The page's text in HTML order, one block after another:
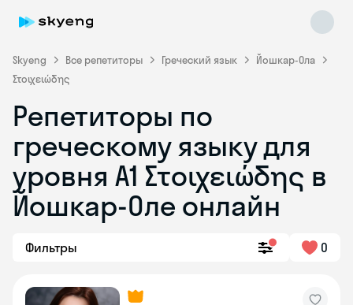
Skyeng Все репетиторы Греческий язык
Йошкар-Ола
Στοιχειώδης
Репетиторы по
греческому языку для
уровня Α1 Στοιχειώδης в
Йошкар-Оле онлайн
Фильтры 0
Skyeng Chat
online